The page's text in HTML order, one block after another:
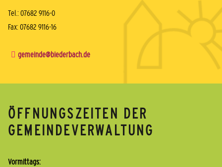
Tel.: 07682 9116-0
Fax: 07682 9116-16
gemeinde@biederbach.de
ÖFFNUNGSZEITEN DER
GEMEINDEVERWALTUNG
Vormittags: